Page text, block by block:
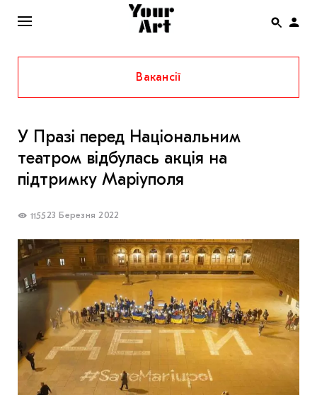
ENG
НОВИНИ
АФІША
ІНТЕРВ’Ю
СПЕЦПРОЄКТИ
THE UKRAINIAN PAVILION AT VENICE BIENNALE
2022
МАРІУПОЛЬСЬКІ МАРГІНАЛІЇ
ДОСЛІДНИЦЬКА ПЛАТФОРМА
ЗАПАЛЕННЯ
Вакансії
У Празі перед Національним
театром відбулась акція на
підтримку Маріуполя
1155 23 Березня 2022